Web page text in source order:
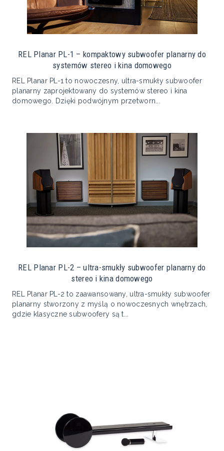
REL Planar PL-1 – kompaktowy subwoofer planarny do
systemów stereo i kina domowego
REL Planar PL-1 to nowoczesny, ultra-smukły subwoofer
planarny zaprojektowany do systemów stereo i kina
domowego. Dzięki podwójnym przetworn...
REL Planar PL-2 – ultra-smukły subwoofer planarny do
stereo i kina domowego
REL Planar PL-2 to zaawansowany, ultra-smukły subwoofer
planarny stworzony z myślą o nowoczesnych wnętrzach,
gdzie klasyczne subwoofery są t...